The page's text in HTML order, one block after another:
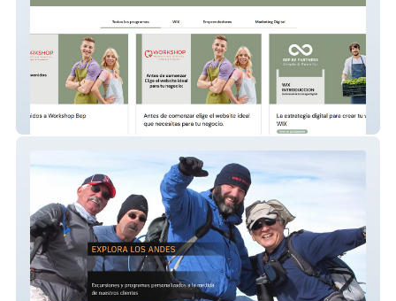
WorkshopBEP – Formación Creativa con
Presencia Digital